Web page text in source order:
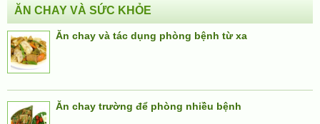
ĂN CHAY VÀ SỨC KHỎE
Ăn chay và tác dụng phòng bệnh từ xa
Ăn chay trường để phòng nhiều bệnh